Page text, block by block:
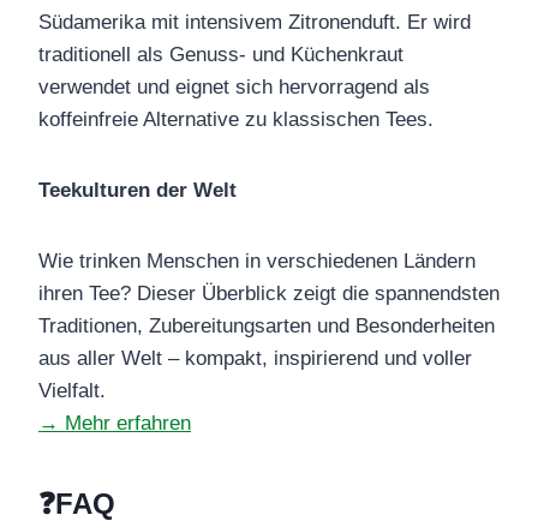
Südamerika mit intensivem Zitronenduft. Er wird
traditionell als Genuss- und Küchenkraut
verwendet und eignet sich hervorragend als
koffeinfreie Alternative zu klassischen Tees.
Teekulturen der Welt
Wie trinken Menschen in verschiedenen Ländern
ihren Tee? Dieser Überblick zeigt die spannendsten
Traditionen, Zubereitungsarten und Besonderheiten
aus aller Welt – kompakt, inspirierend und voller
Vielfalt.
→ Mehr erfahren
❓FAQ